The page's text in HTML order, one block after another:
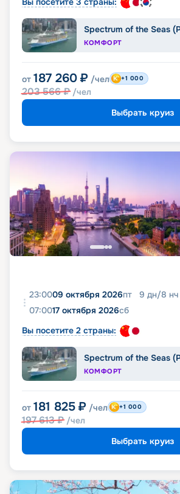
Spectrum of the Seas
КОМФОРТ
от 187 260 ₽ /чел
203 566₽ /чел
+1 000
Выбрать круиз
23:0009 октября 2026пт 9 дн/8 нч
07:0017 октября 2026сб
Вы посетите 2 страны:
Spectrum of the Seas
КОМФОРТ
от 181 825 ₽ /чел
197 613₽ /чел
+1 000
Выбрать круиз